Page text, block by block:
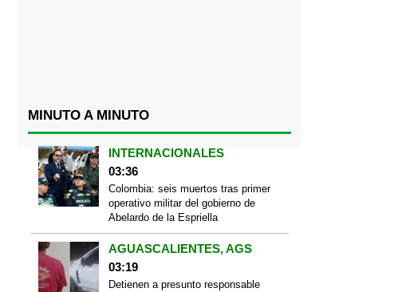
MINUTO A MINUTO
INTERNACIONALES
03:36
Colombia: seis muertos tras primer
operativo militar del gobierno de
Abelardo de la Espriella
AGUASCALIENTES, AGS
03:19
Detienen a presunto responsable